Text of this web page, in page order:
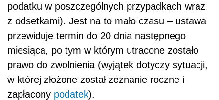
podatku w poszczególnych przypadkach wraz
z odsetkami). Jest na to mało czasu – ustawa
przewiduje termin do 20 dnia następnego
miesiąca, po tym w którym utracone zostało
prawo do zwolnienia (wyjątek dotyczy sytuacji,
w której złożone został zeznanie roczne i
zapłacony podatek).